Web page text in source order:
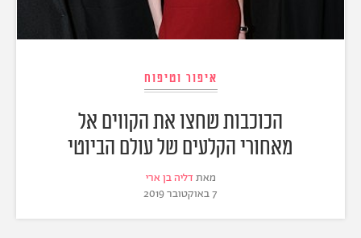
איפור וטיפוח
הכוכבות שחצו את הקווים אל
מאחורי הקלעים של עולם הביוטי
מאת דליה בן ארי
7 באוקטובר 2019